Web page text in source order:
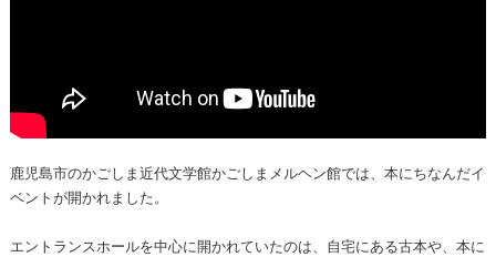
鹿児島市のかごしま近代文学館かごしまメルヘン館では、本にちなんだイ
ベントが開かれました。
エントランスホールを中心に開かれていたのは、自宅にある古本や、本に